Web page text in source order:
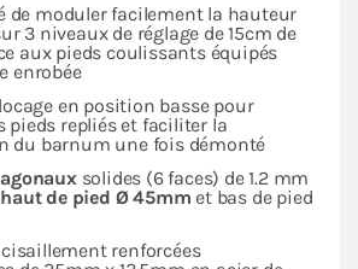
de moduler facilement la hauteur
3 niveaux de réglage de 15cm de
aux pieds coulissants équipés
enrobée
en position basse pour
pieds repliés et faciliter la
du barnum une fois démonté
solides (6 faces) de 1.2 mm
haut de pied Ø 45mm et bas de pied
cisaillement renforcées